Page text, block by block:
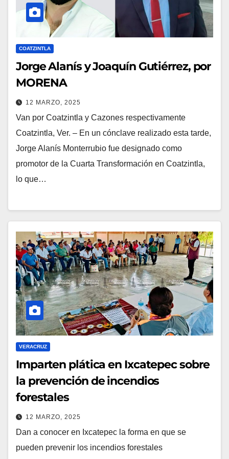
COATZINTLA
Jorge Alanís y Joaquín Gutiérrez, por
MORENA
12 MARZO, 2025
Van por Coatzintla y Cazones respectivamente
Coatzintla, Ver. – En un cónclave realizado esta tarde,
Jorge Alanís Monterrubio fue designado como
promotor de la Cuarta Transformación en Coatzintla,
lo que…
VERACRUZ
Imparten plática en Ixcatepec sobre
la prevención de incendios
forestales
12 MARZO, 2025
Dan a conocer en Ixcatepec la forma en que se
pueden prevenir los incendios forestales